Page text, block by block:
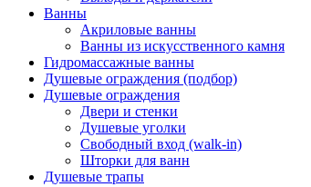
Ванны
Акриловые ванны
Ванны из искусственного камня
Гидромассажные ванны
Душевые ограждения (подбор)
Душевые ограждения
Двери и стенки
Душевые уголки
Свободный вход (walk-in)
Шторки для ванн
Душевые трапы